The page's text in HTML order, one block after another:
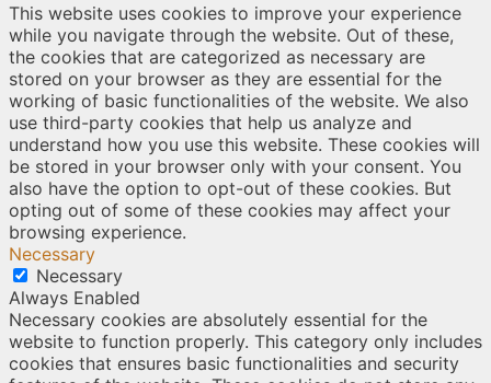
This website uses cookies to improve your experience
while you navigate through the website. Out of these,
the cookies that are categorized as necessary are
stored on your browser as they are essential for the
working of basic functionalities of the website. We also
use third-party cookies that help us analyze and
understand how you use this website. These cookies will
be stored in your browser only with your consent. You
also have the option to opt-out of these cookies. But
opting out of some of these cookies may affect your
browsing experience.
Necessary
Necessary
Always Enabled
Necessary cookies are absolutely essential for the
website to function properly. This category only includes
cookies that ensures basic functionalities and security